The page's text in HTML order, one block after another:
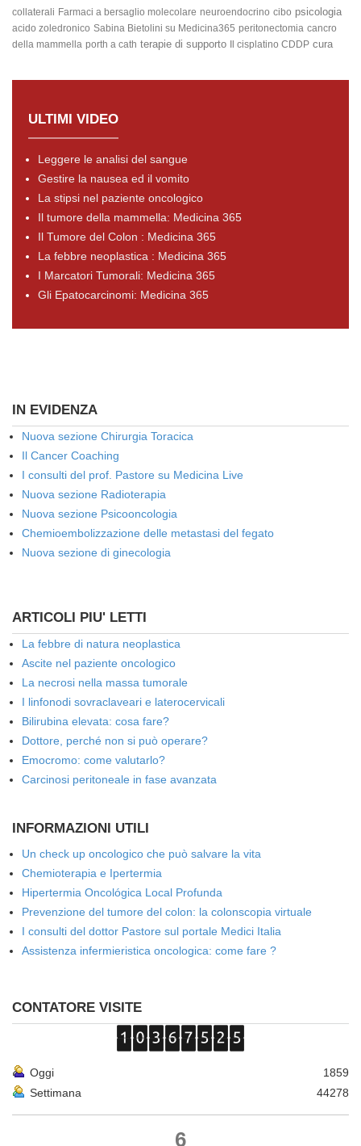
collaterali Farmaci a bersaglio molecolare neuroendocrino cibo psicologia
acido zoledronico Sabina Bietolini su Medicina365 peritonectomia cancro
della mammella porth a cath terapie di supporto Il cisplatino CDDP cura
ULTIMI VIDEO
Leggere le analisi del sangue
Gestire la nausea ed il vomito
La stipsi nel paziente oncologico
Il tumore della mammella: Medicina 365
Il Tumore del Colon : Medicina 365
La febbre neoplastica : Medicina 365
I Marcatori Tumorali: Medicina 365
Gli Epatocarcinomi: Medicina 365
IN EVIDENZA
Nuova sezione Chirurgia Toracica
Il Cancer Coaching
I consulti del prof. Pastore su Medicina Live
Nuova sezione Radioterapia
Nuova sezione Psicooncologia
Chemioembolizzazione delle metastasi del fegato
Nuova sezione di ginecologia
ARTICOLI PIU' LETTI
La febbre di natura neoplastica
Ascite nel paziente oncologico
La necrosi nella massa tumorale
I linfonodi sovraclaveari e laterocervicali
Bilirubina elevata: cosa fare?
Dottore, perché non si può operare?
Emocromo: come valutarlo?
Carcinosi peritoneale in fase avanzata
INFORMAZIONI UTILI
Un check up oncologico che può salvare la vita
Chemioterapia e Ipertermia
Hipertermia Oncológica Local Profunda
Prevenzione del tumore del colon: la colonscopia virtuale
I consulti del dottor Pastore sul portale Medici Italia
Assistenza infermieristica oncologica: come fare ?
CONTATORE VISITE
Oggi
1859
Settimana
44278
6